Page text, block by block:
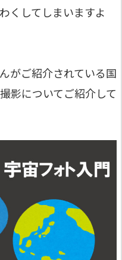
くしてしまいますよ
がご紹介されている国
影についてご紹介して